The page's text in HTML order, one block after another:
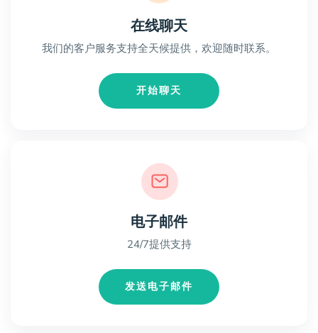
在线聊天
我们的客户服务支持全天候提供，欢迎随时联系。
开始聊天
电子邮件
24/7提供支持
发送电子邮件